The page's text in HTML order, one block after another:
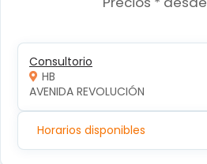
Consultorio
HB
AVENIDA REVOLUCIÓN
Horarios disponibles